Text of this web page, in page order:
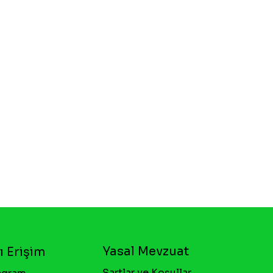
Yasal Mevzuat
Erişim